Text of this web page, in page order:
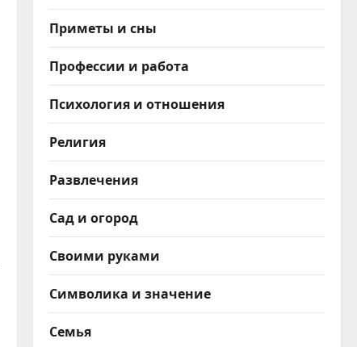
Приметы и сны
Профессии и работа
Психология и отношения
Религия
Развлечения
Сад и огород
Своими руками
Символика и значение
Семья